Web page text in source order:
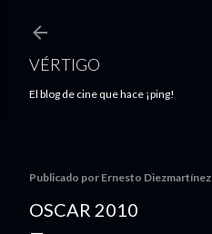
VÉRTIGO
El blog de cine que hace ¡ping!
Publicado por Ernesto Diezmartínez
OSCAR 2010